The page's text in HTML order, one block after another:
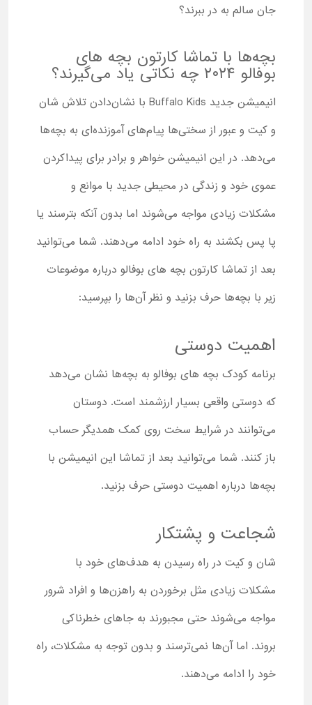
جان سالم به در ببرند؟
بچه‌ها با تماشا کارتون بچه های
بوفالو ۲۰۲۴ چه نکاتی یاد می‌گیرند؟
انیمیشن جدید Buffalo Kids با نشان‌دادن تلاش شان
و کیت و عبور از سختی‌ها پیام‌های آموزنده‌ای به بچه‌ها
می‌دهد. در این انیمیشن خواهر و برادر برای پیداکردن
عموی خود و زندگی در محیطی جدید با موانع و
مشکلات زیادی مواجه می‌شوند اما بدون آنکه بترسند یا
پا پس بکشند به راه خود ادامه می‌دهند. شما می‌توانید
بعد از تماشا کارتون بچه های بوفالو درباره موضوعات
زیر با بچه‌ها حرف بزنید و نظر آن‌ها را بپرسید:
اهمیت دوستی
برنامه کودک بچه های بوفالو به بچه‌ها نشان می‌دهد
که دوستی واقعی بسیار ارزشمند است. دوستان
می‌توانند در شرایط سخت روی کمک همدیگر حساب
باز کنند. شما می‌توانید بعد از تماشا این انیمیشن با
بچه‌ها درباره اهمیت دوستی حرف بزنید.
شجاعت و پشتکار
شان و کیت در راه رسیدن به هدف‌های خود با
مشکلات زیادی مثل برخوردن به راهزن‌ها و افراد شرور
مواجه می‌شوند حتی مجبورند به جاهای خطرناکی
بروند. اما آن‌ها نمی‌ترسند و بدون توجه به مشکلات، راه
خود را ادامه می‌دهند.